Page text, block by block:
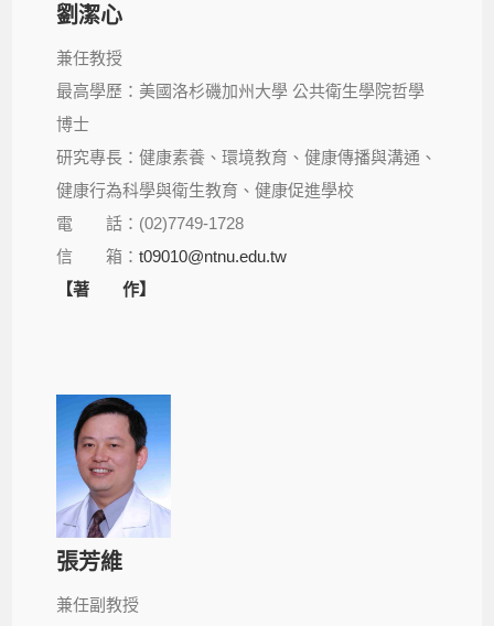
劉潔心
兼任教授
最高學歷：美國洛杉磯加州大學 公共衛生學院哲學
博士
研究專長：健康素養、環境教育、健康傳播與溝通、
健康行為科學與衛生教育、健康促進學校
電 話：(02)7749-1728
信 箱：t09010@ntnu.edu.tw
【著 作】
張芳維
兼任副教授